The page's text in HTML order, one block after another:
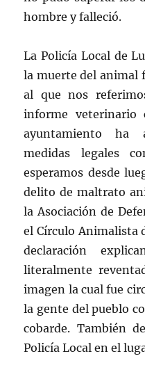
hombre y falleció.
La Policía Local de
la muerte del animal
al que nos
informe veterinario
ayuntamiento ha
medidas legales
esperamos desde
delito de maltrato
la Asociación de
el Círculo Animalista
declaración
literalmente
imagen la cual fue
la gente del pueblo
cobarde. También
Policía Local en el